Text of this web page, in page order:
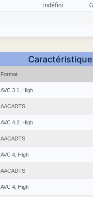
indéfini
Format
AVC 3.1, High
AACADTS
AVC 4.2, High
AACADTS
AVC 4, High
AACADTS
AVC 4, High